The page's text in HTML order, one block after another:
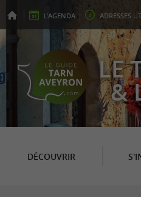
L'AGENDA ADRESSES
LE
&
DÉCOUVRIR